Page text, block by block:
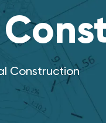
Construction